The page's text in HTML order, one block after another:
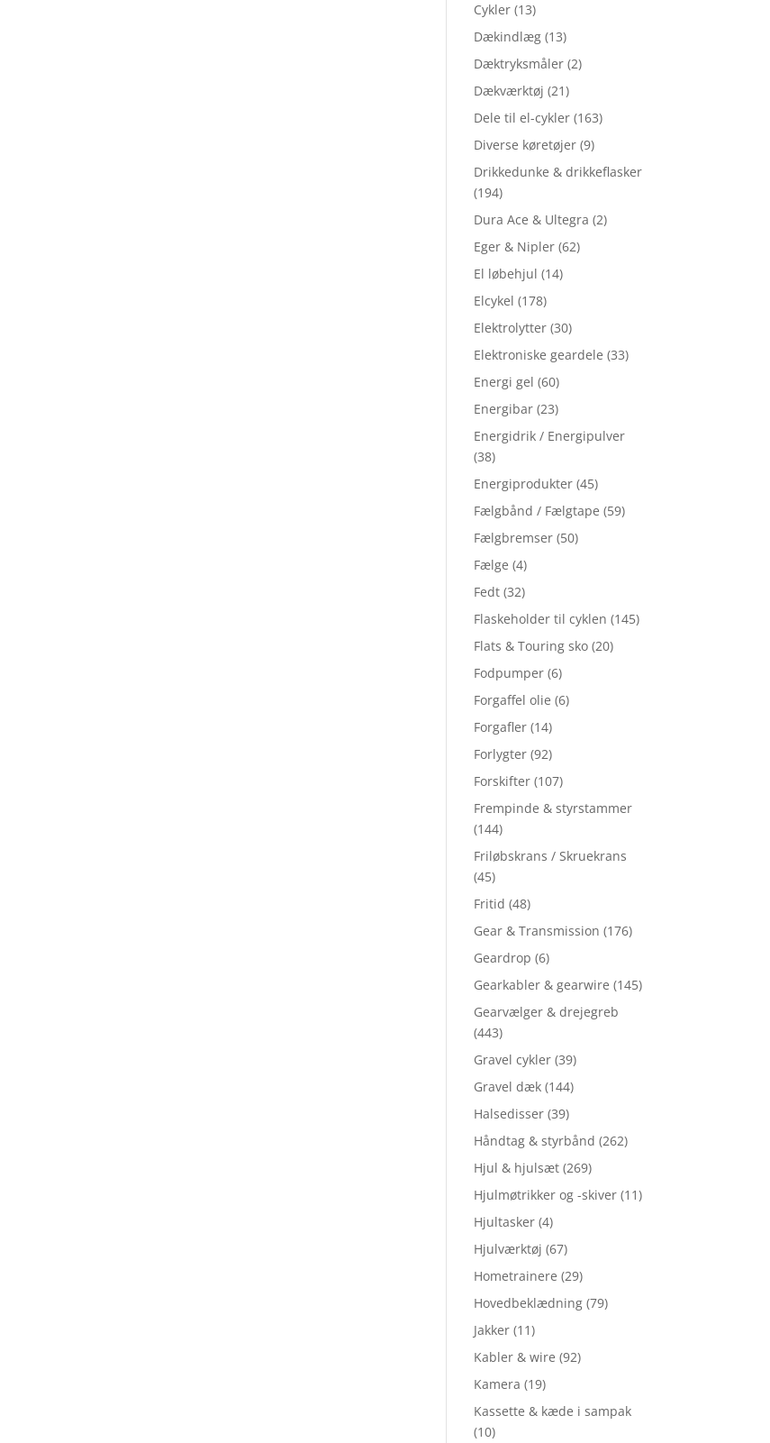
Cykler (13)
Dækindlæg (13)
Dæktryksmåler (2)
Dækværktøj (21)
Dele til el-cykler (163)
Diverse køretøjer (9)
Drikkedunke & drikkeflasker
(194)
Dura Ace & Ultegra (2)
Eger & Nipler (62)
El løbehjul (14)
Elcykel (178)
Elektrolytter (30)
Elektroniske geardele (33)
Energi gel (60)
Energibar (23)
Energidrik / Energipulver
(38)
Energiprodukter (45)
Fælgbånd / Fælgtape (59)
Fælgbremser (50)
Fælge (4)
Fedt (32)
Flaskeholder til cyklen (145)
Flats & Touring sko (20)
Fodpumper (6)
Forgaffel olie (6)
Forgafler (14)
Forlygter (92)
Forskifter (107)
Frempinde & styrstammer
(144)
Friløbskrans / Skruekrans
(45)
Fritid (48)
Gear & Transmission (176)
Geardrop (6)
Gearkabler & gearwire (145)
Gearvælger & drejegreb
(443)
Gravel cykler (39)
Gravel dæk (144)
Halsedisser (39)
Håndtag & styrbånd (262)
Hjul & hjulsæt (269)
Hjulmøtrikker og -skiver (11)
Hjultasker (4)
Hjulværktøj (67)
Hometrainere (29)
Hovedbeklædning (79)
Jakker (11)
Kabler & wire (92)
Kamera (19)
Kassette & kæde i sampak
(10)